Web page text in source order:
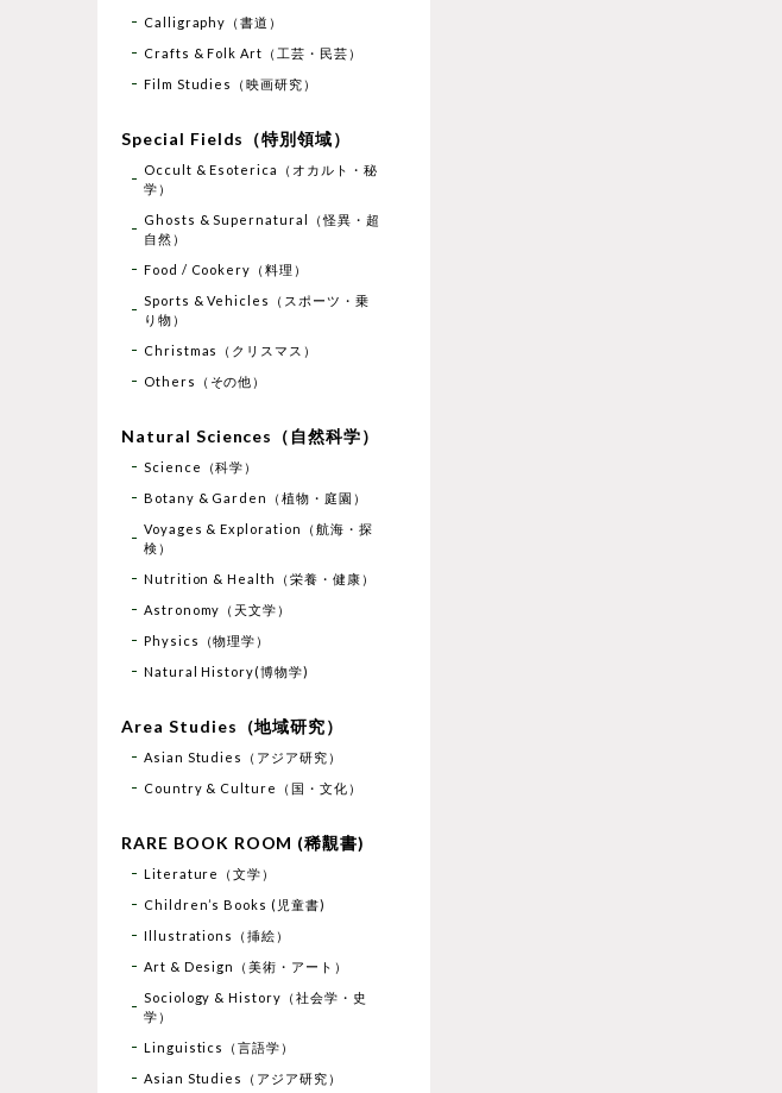
Calligraphy（書道）
Crafts & Folk Art（工芸・民芸）
Film Studies（映画研究）
Special Fields（特別領域）
Occult & Esoterica（オカルト・秘
学）
Ghosts & Supernatural（怪異・超
自然）
Food / Cookery（料理）
Sports & Vehicles（スポーツ・乗
り物）
Christmas（クリスマス）
Others（その他）
Natural Sciences（自然科学）
Science（科学）
Botany & Garden（植物・庭園）
Voyages & Exploration（航海・探
検）
Nutrition & Health（栄養・健康）
Astronomy（天文学）
Physics（物理学）
Natural History(博物学)
Area Studies（地域研究）
Asian Studies（アジア研究）
Country & Culture（国・文化）
RARE BOOK ROOM (稀覯書)
Literature（文学）
Children’s Books (児童書)
Illustrations（挿絵）
Art & Design（美術・アート）
Sociology & History（社会学・史
学）
Linguistics（言語学）
Asian Studies（アジア研究）